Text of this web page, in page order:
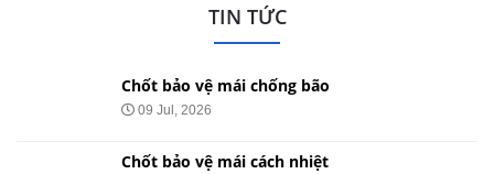
TIN TỨC
Chốt bảo vệ mái chống bão
09 Jul, 2026
Chốt bảo vệ mái cách nhiệt